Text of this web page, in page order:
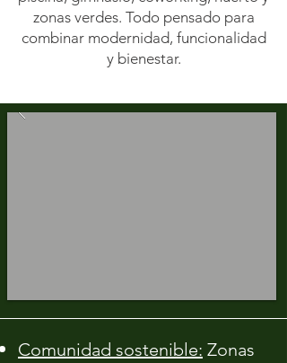
zonas verdes. Todo pensado para
combinar modernidad, funcionalidad
y bienestar.
Comunidad sostenible: Zonas